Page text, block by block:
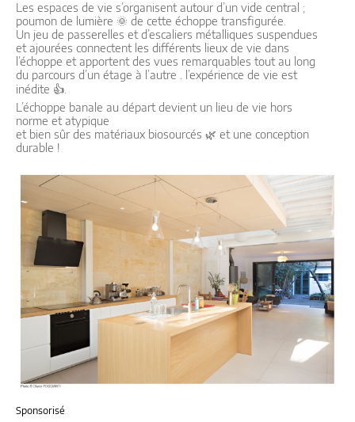
Les espaces de vie s’organisent autour d’un vide central ;
poumon de lumière 🌞 de cette échoppe transfigurée.
Un jeu de passerelles et d’escaliers métalliques suspendues
et ajourées connectent les différents lieux de vie dans
l’échoppe et apportent des vues remarquables tout au long
du parcours d’un étage à l’autre . l’expérience de vie est
inédite 👍.
L’échoppe banale au départ devient un lieu de vie hors
norme et atypique
et bien sûr des matériaux biosourcés 🌿 et une conception
durable !
Sponsorisé